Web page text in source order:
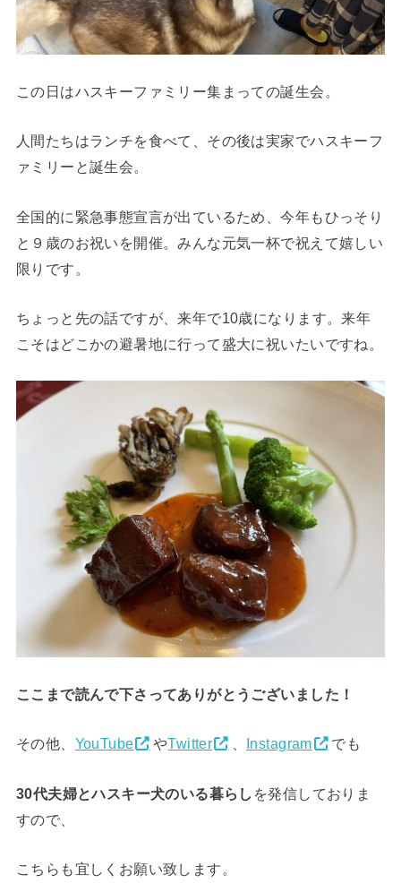
この日はハスキーファミリー集まっての誕生会。
人間たちはランチを食べて、その後は実家でハスキーフ
ァミリーと誕生会。
全国的に緊急事態宣言が出ているため、今年もひっそり
と９歳のお祝いを開催。みんな元気一杯で祝えて嬉しい
限りです。
ちょっと先の話ですが、来年で10歳になります。来年
こそはどこかの避暑地に行って盛大に祝いたいですね。
ここまで読んで下さってありがとうございました！
その他、 YouTube やTwitter Instagram でも
30代夫婦とハスキー犬のいる暮らし を発信しておりま
すので、
こちらも宜しくお願い致します。